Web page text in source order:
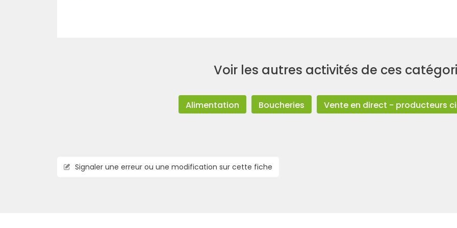
Voir les autres activités de ces
Alimentation Boucheries Vente en direct - producteurs
Signaler une erreur ou une modification sur cette fiche